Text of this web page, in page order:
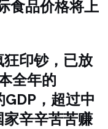
食品价格将上
印钞，已放
全年的
，超过中
家辛辛苦苦赚